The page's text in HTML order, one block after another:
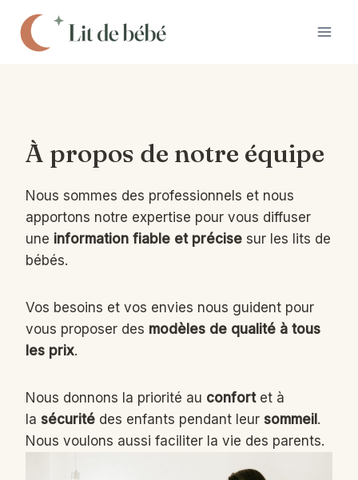
contenu
À propos de notre équipe
Nous sommes des professionnels et nous
apportons notre expertise pour vous diffuser
une information fiable et précise sur les lits de
bébés.
Vos besoins et vos envies nous guident pour
vous proposer des modèles de qualité à tous
les prix.
Nous donnons la priorité au confort et à
la sécurité des enfants pendant leur sommeil .
Nous voulons aussi faciliter la vie des parents.